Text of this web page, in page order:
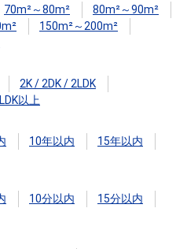
70m²～80m²
80m²～90m²
150m²～200m²
2K / 2DK / 2LDK
以上
10年以内
15年以内
10分以内
15分以内